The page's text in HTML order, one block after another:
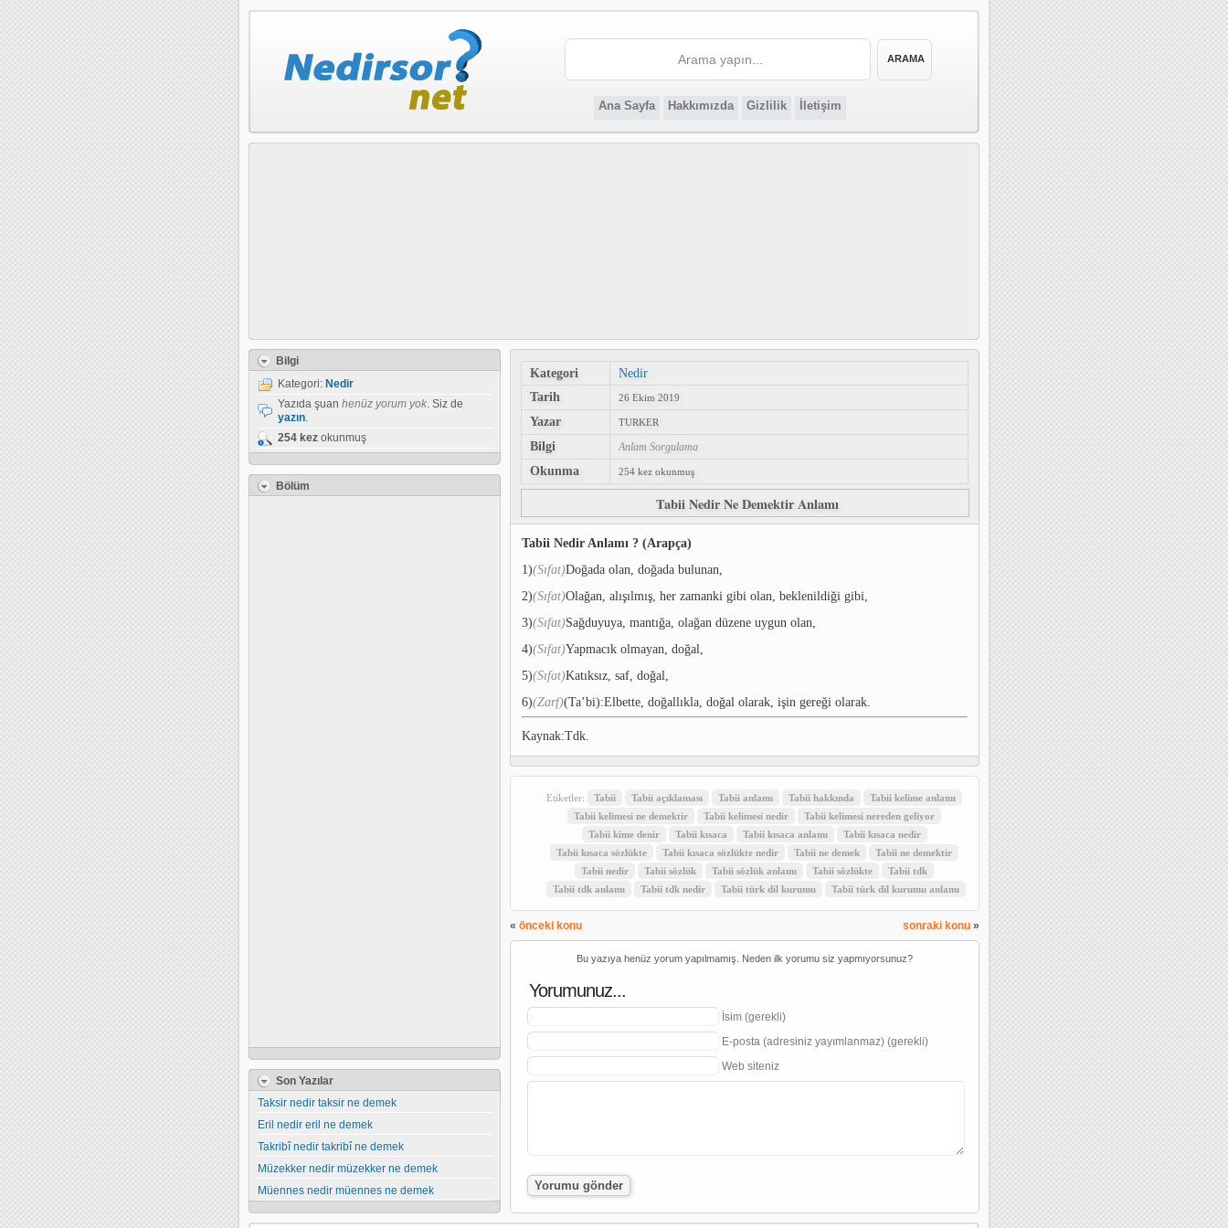
Ana Sayfa Hakkımızda Gizlilik İletişim
Kategori
Nedir
Tarih
26 Ekim 2019
Yazar TURKER
Bilgi Anlam Sorgulama
Okunma 254 kez okunmuş
Tabii Nedir Ne Demektir Anlamı
Tabii Nedir Anlamı ? (Arapça)
1)(Sıfat)Doğada olan, doğada bulunan,
2)(Sıfat)Olağan, alışılmış, her zamanki gibi olan, beklenildiği gibi,
3)(Sıfat)Sağduyuya, mantığa, olağan düzene uygun olan,
4)(Sıfat)Yapmacık olmayan, doğal,
5)(Sıfat)Katıksız, saf, doğal,
6)(Zarf)(Ta’bi):Elbette, doğallıkla, doğal olarak, işin gereği olarak.
Kaynak:Tdk.
Etiketler: Tabii Tabii açıklaması Tabii anlamı Tabii hakkında
Tabii kelime anlamı
Tabii kelimesi ne demektir
Tabii kelimesi nedir
Tabii kelimesi nereden geliyor
Tabii kime denir
Tabii kısaca Tabii kısaca anlamı
Tabii kısaca nedir
Tabii kısaca sözlükte
Tabii kısaca sözlükte nedir Tabii ne demek
Tabii ne demektir
Tabii nedir
Tabii sözlük Tabii sözlük anlamı Tabii sözlükte
Tabii tdk
Tabii tdk anlamı
Tabii tdk nedir Tabii türk dil kurumu Tabii türk dil kurumu anlamı
« önceki konu sonraki konu »
Bu yazıya henüz yorum yapılmamış. Neden ilk yorumu siz yapmıyorsunuz?
Yorumunuz...
İsim (gerekli)
E-posta (adresiniz yayımlanmaz) (gerekli)
Web siteniz
Bilgi
Kategori: Nedir
Yazıda şuan henüz yorum yok. Siz de
yazın.
254 kez okunmuş
Bölüm
Son Yazılar
Taksir nedir taksir ne demek
Eril nedir eril ne demek
Takribî nedir takribî ne demek
Müzekker nedir müzekker ne demek
Müennes nedir müennes ne demek